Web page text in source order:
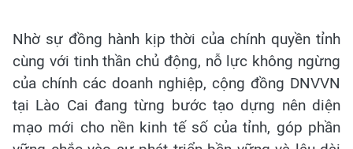
Nhờ sự đồng hành kịp thời của chính quyền tỉnh
cùng với tinh thần chủ động, nỗ lực không ngừng
của chính các doanh nghiệp, cộng đồng DNVVN
tại Lào Cai đang từng bước tạo dựng nên diện
mạo mới cho nền kinh tế số của tỉnh, góp phần